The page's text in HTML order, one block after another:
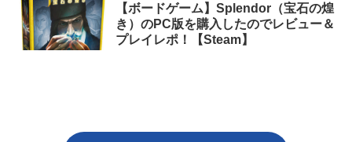
【ボードゲーム】Splendor（宝石の煌
き）のPC版を購入したのでレビュー＆
プレイレポ！【Steam】